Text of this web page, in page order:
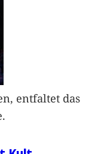
entfaltet das